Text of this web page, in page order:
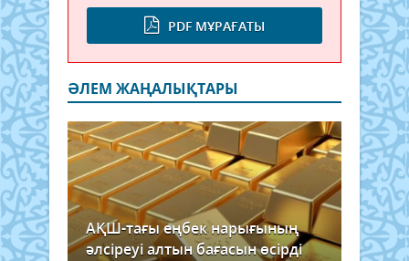
PDF МҰРАҒАТЫ
ӘЛЕМ ЖАҢАЛЫҚТАРЫ
АҚШ-тағы еңбек нарығының
әлсіреуі алтын бағасын өсірді